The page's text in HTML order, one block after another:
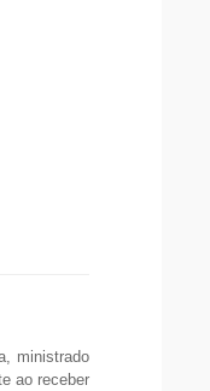
ministrado
ao receber